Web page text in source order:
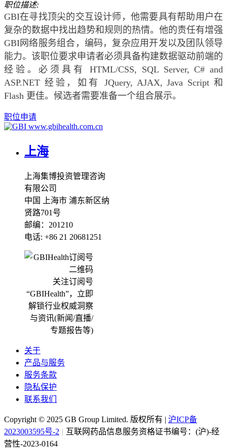
职位描述:
GBI在寻找顶尖的交互设计师，他需要具有帮助用户在
复杂的数据中找出趋势和规则的热情。他的责任有增强
GBI网络服务组合，编码，复杂应用开发以及团队领导
能力。该职位要求申请者必须具备构建数据驱动前端的
经验。必须具有 HTML/CSS, SQL Server, C# and
ASP.NET 经验，如有 JQuery, AJAX, Java Script 和
Flash 更佳。候选者需要准备一个组合展示。
职位申请
www.gbihealth.com.cn
上海
上海集博投资管理咨询
有限公司
中国 上海市 浦东新区纳
贤路701号
邮编：201210
电话: +86 21 20681251
关注订阅号
“GBIHealth”，立即
解锁行业权威洞察
与资讯(新闻/直播/
专题报告等)
关于
产品与服务
服务条款
隐私保护
联系我们
Copyright © 2025 GB Group Limited. 版权所有 | 沪ICP备
2023003595号-2 | 互联网药品信息服务资格证书编号：(沪)-经
营性-2023-0164